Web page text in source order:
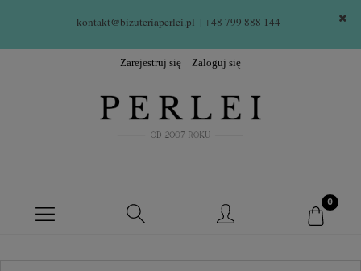
kontakt@bizuteriaperlei.pl | +48 799 888 144
Zarejestruj się Zaloguj się